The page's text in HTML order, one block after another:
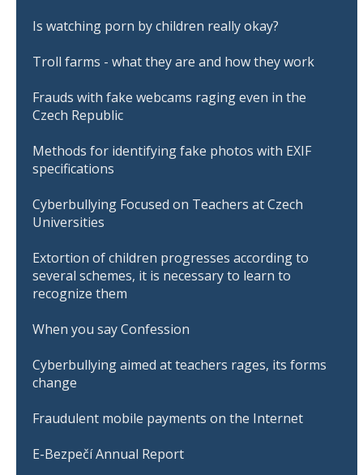
Is watching porn by children really okay?
Troll farms - what they are and how they work
Frauds with fake webcams raging even in the
Czech Republic
Methods for identifying fake photos with EXIF
specifications
Cyberbullying Focused on Teachers at Czech
Universities
Extortion of children progresses according to
several schemes, it is necessary to learn to
recognize them
When you say Confession
Cyberbullying aimed at teachers rages, its forms
change
Fraudulent mobile payments on the Internet
E-Bezpečí Annual Report